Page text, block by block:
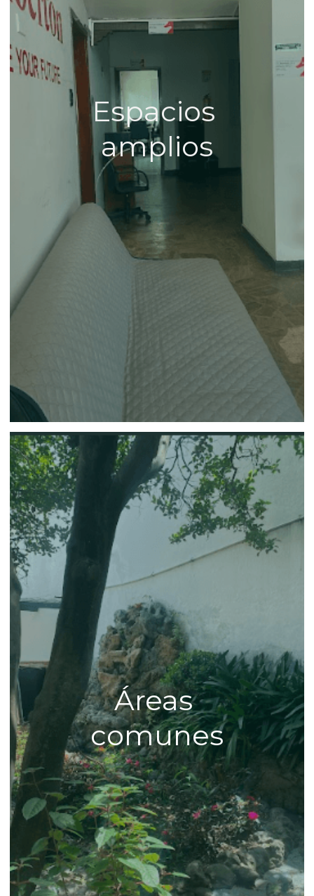
Espacios
amplios
Áreas
comunes